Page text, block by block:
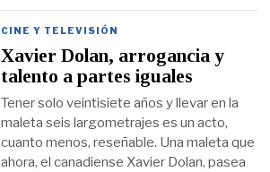
CINE Y TELEVISIÓN
Xavier Dolan, arrogancia y
talento a partes iguales
Tener solo veintisiete años y llevar en la
maleta seis largometrajes es un acto,
cuanto menos, reseñable. Una maleta que
ahora, el canadiense Xavier Dolan, pasea